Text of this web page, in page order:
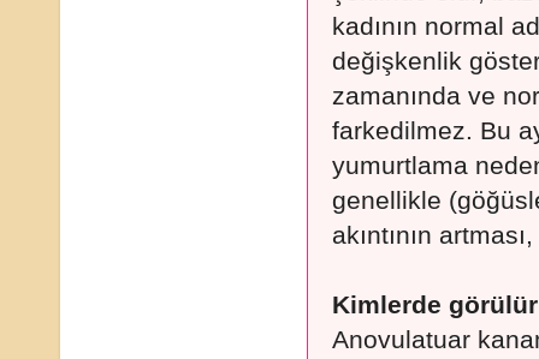
kadının normal
değişkenlik
zamanında ve
farkedilmez. Bu
yumurtlama
genellikle
akıntının
Kimlerde
Anovulatuar